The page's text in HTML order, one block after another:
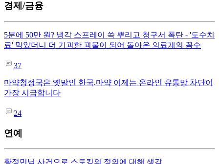
경제/금융
5분에 50만 원? 냉각 스프레이 쓱 뿌리고 청구서 폭탄 - '도수치
료' 막았더니 더 기괴한 괴물이 되어 돌아온 의료계의 꼼수
37
마약청정국은 옛말인 한국,마약 이제는 온라인 유통망 차단이
가장 시급합니다
24
연예
황정민님 사건으로 스토킹의 정의에 대해 생각